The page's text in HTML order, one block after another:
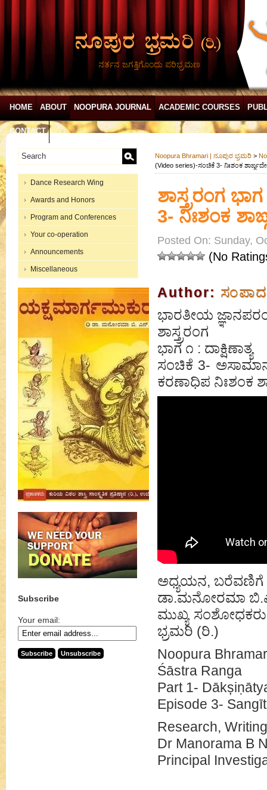
ನರ್ತನ ಜಗತ್ತಿಗೊಂದು ಪರಿಭ್ರಮಣ
HOME ABOUT NOOPURA JOURNAL ACADEMIC COURSES
CONTACT
Dance Research Wing
Awards and Honors
Program and Conferences
Your co-operation
Announcements
Miscellaneous
Subscribe
Your email:
Noopura Bhramari | ನೂಪುರ ಭ್ರಮರಿ >
(Video series)-ಸಂಚಿಕೆ 3- ನಿಃಶಂಕ
ಶಾಸ್ತ್ರರಂಗ
3- ನಿಃಶಂಕ
Posted On: Sunday,
(No
Author:
ಭಾರತೀಯ
ಶಾಸ್ತ್ರರಂಗ
ಭಾಗ ೧ : ದಾಕ್ಷಿಣಾತ್ಯ
ಸಂಚಿಕೆ 3- ಅಸಾಮಾನ್ಯ
ಕರಣಾಧಿಪ ನಿಃಶಂಕ
ಅಧ್ಯಯನ, ಬರೆವಣಿಗೆ
ಡಾ.ಮನೋರಮಾ
ಮುಖ್ಯ
ಭ್ರಮರಿ (ರಿ.)
Noopura
Śāstra Ranga
Part 1-
Episode 3-
Research,
Dr Manorama B
Principal